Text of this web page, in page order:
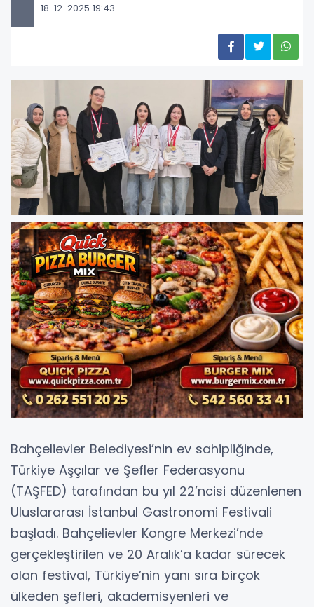
18-12-2025 19:43
Bahçelievler Belediyesi’nin ev sahipliğinde,
Türkiye Aşçılar ve Şefler Federasyonu
(TAŞFED) tarafından bu yıl 22’ncisi düzenlenen
Uluslararası İstanbul Gastronomi Festivali
başladı. Bahçelievler Kongre Merkezi’nde
gerçekleştirilen ve 20 Aralık’a kadar sürecek
olan festival, Türkiye’nin yanı sıra birçok
ülkeden şefleri, akademisyenleri ve